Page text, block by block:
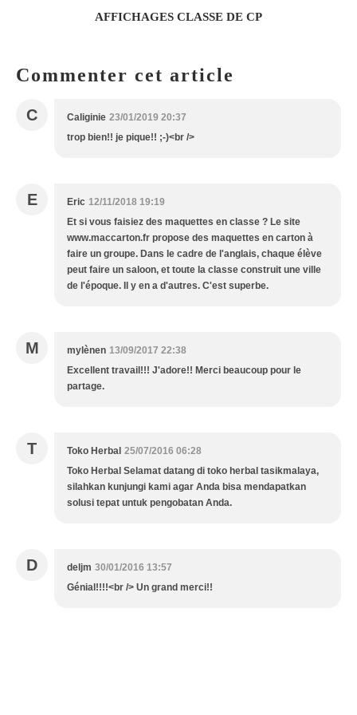
AFFICHAGES CLASSE DE CP
Commenter cet article
C Caliginie 23/01/2019 20:37
trop bien!! je pique!! ;-)<br />
E Eric 12/11/2018 19:19
Et si vous faisiez des maquettes en classe ? Le site
www.maccarton.fr propose des maquettes en carton à
faire un groupe. Dans le cadre de l'anglais, chaque élève
peut faire un saloon, et toute la classe construit une ville
de l'époque. Il y en a d'autres. C'est superbe.
M mylènen 13/09/2017 22:38
Excellent travail!!! J'adore!! Merci beaucoup pour le
partage.
T Toko Herbal 25/07/2016 06:28
Toko Herbal Selamat datang di toko herbal tasikmalaya,
silahkan kunjungi kami agar Anda bisa mendapatkan
solusi tepat untuk pengobatan Anda.
D deljm 30/01/2016 13:57
Génial!!!!<br /> Un grand merci!!